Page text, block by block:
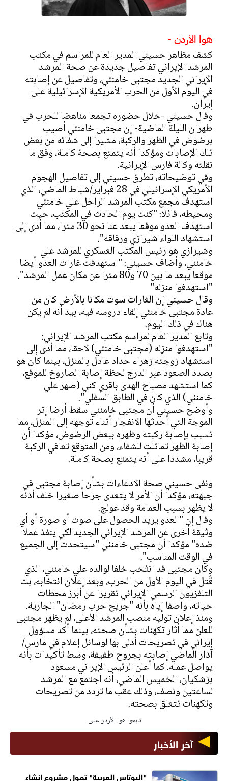
هوا الأردن -
كشف مظاهر حسيني المدير العام للمراسم في مكتب
المرشد الإيراني تفاصيل جديدة عن صحة المرشد
الإيراني الجديد مجتبى خامنئي، وتفاصيل عن إصابته
في اليوم الأول من الحرب الأمريكية الإسرائيلية على
إيران.
وقال حسيني -خلال حضوره تجمعا مناهضا للحرب في
طهران الليلة الماضية- إن مجتبى خامنئي أصيب
برضوض في الظهر والركبة، مشيرا إلى شفائه من بعض
تلك الإصابات ومؤكدا أنه يتمتع بصحة كاملة، وفق ما
نقلته وكالة فارس الإيرانية.
وفي توضيحاته، تطرق حسيني إلى تفاصيل الهجوم
الأمريكي الإسرائيلي في 28 فبراير/شباط الماضي، الذي
استهدف مجمع مكتب المرشد الراحل علي خامنئي
ومحيطه، قائلا: "كنت يوم الحادث في المكتب، حيث
استهدف العدو موقعا يبعد عنا نحو 30 مترا، مما أدى إلى
استشهاد اللواء شيرازي ورفاقه".
وشيرازي هو رئيس المكتب العسكري للمرشد علي
خامنئي، وأضاف حسيني: "استهدفت غارات العدو أيضا
موقعا يبعد ما بين 70 و80 مترا عن مكان عمل المرشد".
"استهدفوا منزله"
وقال حسيني إن الغارات سوت مكانا بالأرض كان من
عادة مجتبى خامنئي إلقاء دروسه فيه، بيد أنه لم يكن
هناك في ذلك اليوم.
وتابع المدير العام لمراسم مكتب المرشد الإيراني:
"استهدفوا منزله (مجتبى خامنئي) لاحقا، مما أدى إلى
استشهاد زوجته زهراء حداد عادل بالمنزل، بينما كان هو
بصدد الصعود عبر الدرج لحظة إصابة الصاروخ للموقع،
كما استشهد مصباح الهدى باقري كني (صهر علي
خامنئي) الذي كان في الطابق السفلي".
وأوضح حسيني أن مجتبى خامنئي سقط أرضا إثر
الموجة التي أحدثها الانفجار أثناء توجهه إلى المنزل، مما
تسبب بإصابة ركبته وظهره ببعض الرضوض، مؤكدا أن
إصابة الظهر تماثلت للشفاء، ومن المتوقع تعافي الركبة
قريبا، مشددا على أنه يتمتع بصحة كاملة.
ونفى حسيني صحة الادعاءات بشأن إصابة مجتبى في
جبهته، مؤكدا أن الأمر لا يتعدى جرحا صغيرا خلف أذنه
لا يظهر بسبب العمامة وقد عولج.
وقال إن "العدو يريد الحصول على صوت أو صورة أو أي
وثيقة أخرى عن المرشد الإيراني الجديد لكي ينفذ عملا
ضده" مؤكدا أن مجتبى خامنئي "سيتحدث إلى الجميع
في الوقت المناسب".
وكان مجتبى قد انتُخب خلفا لوالده علي خامنئي، الذي
قُتل في اليوم الأول من الحرب، وبعد إعلان انتخابه، بث
التلفزيون الرسمي الإيراني تقريرا عن أبرز محطات
حياته، واصفا إياه بأنه "جريح حرب رمضان" الجارية.
ومنذ إعلان توليه منصب المرشد الأعلى، لم يظهر مجتبى
للعلن مما أثار تكهنات بشأن صحته، بينما أكد مسؤول
إيراني في تصريحات أدلى بها لوسائل إعلام في مارس/
آذار الماضي إصابته بجروح طفيفة، وسط تأكيدات بأنه
يواصل عمله. كما أعلن الرئيس الإيراني مسعود
بزشكيان، الخميس الماضي، أنه اجتمع مع المرشد
لساعتين ونصف، وذلك عقب ما تردد من تصريحات
وتكهنات تتعلق بصحته.
تابعوا هوا الأردن على
آخر الأخبار
"البوتاس العربية" تمول مشروع إنشاء